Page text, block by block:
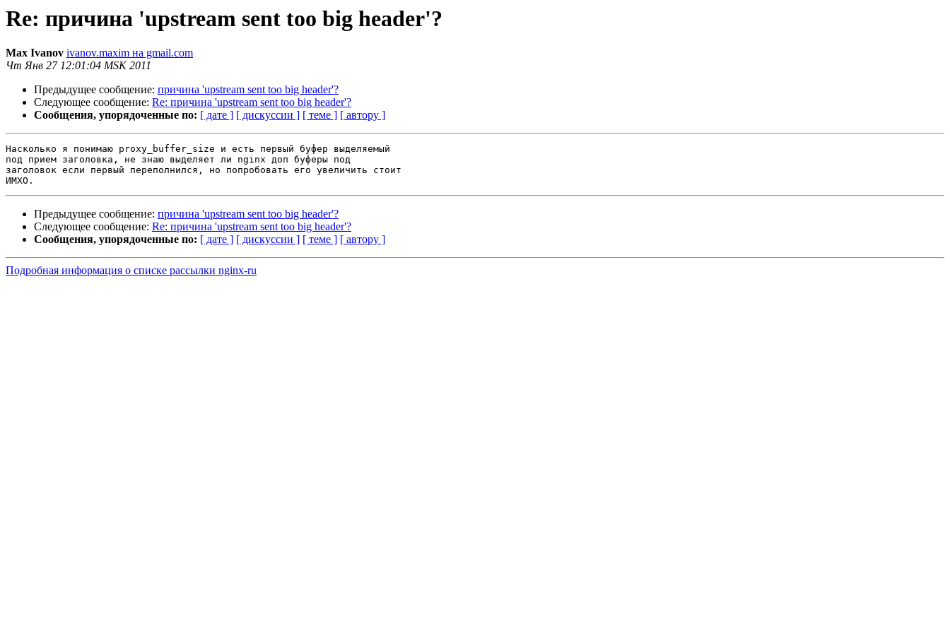
Re: причина 'upstream sent too big header'?
Max Ivanov ivanov.maxim на gmail.com
Чт Янв 27 12:01:04 MSK 2011
Предыдущее сообщение: причина 'upstream sent too big header'?
Следующее сообщение: Re: причина 'upstream sent too big header'?
Сообщения, упорядоченные по: [ дате ] [ дискуссии ] [ теме ] [ автору ]
Насколько я понимаю proxy_buffer_size и есть первый буфер выделяемый
под прием заголовка, не знаю выделяет ли nginx доп буферы под
заголовок если первый переполнился, но попробовать его увеличить стоит
Предыдущее сообщение: причина 'upstream sent too big header'?
Следующее сообщение: Re: причина 'upstream sent too big header'?
Сообщения, упорядоченные по: [ дате ] [ дискуссии ] [ теме ] [ автору ]
Подробная информация о списке рассылки nginx-ru